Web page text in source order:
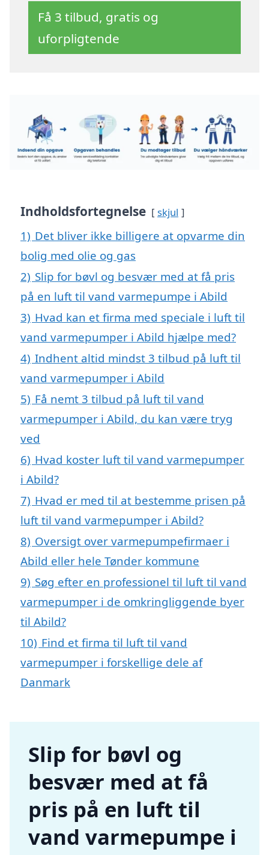
Få 3 tilbud, gratis og
uforpligtende
Indholdsfortegnelse skjul
1) Det bliver ikke billigere at opvarme din
bolig med olie og gas
2) Slip for bøvl og besvær med at få pris
på en luft til vand varmepumpe i Abild
3) Hvad kan et firma med speciale i luft til
vand varmepumper i Abild hjælpe med?
4) Indhent altid mindst 3 tilbud på luft til
vand varmepumper i Abild
5) Få nemt 3 tilbud på luft til vand
varmepumper i Abild, du kan være tryg
ved
6) Hvad koster luft til vand varmepumper
i Abild?
7) Hvad er med til at bestemme prisen på
luft til vand varmepumper i Abild?
8) Oversigt over varmepumpefirmaer i
Abild eller hele Tønder kommune
9) Søg efter en professionel til luft til vand
varmepumper i de omkringliggende byer
til Abild?
10) Find et firma til luft til vand
varmepumper i forskellige dele af
Danmark
Slip for bøvl og
besvær med at få
pris på en luft til
vand varmepumpe i